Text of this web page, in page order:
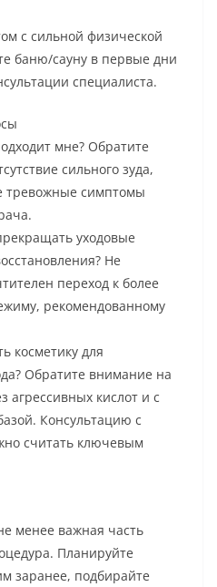
с сильной физической
баню/сауну в первые дни
специалиста.
мне? Обратите
сильного зуда,
тревожные симптомы
уходовые
Не
переход к более
рекомендованному
косметику для
Обратите внимание на
агрессивных кислот и с
Консультацию с
считать ключевым
менее важная часть
Планируйте
заранее, подбирайте